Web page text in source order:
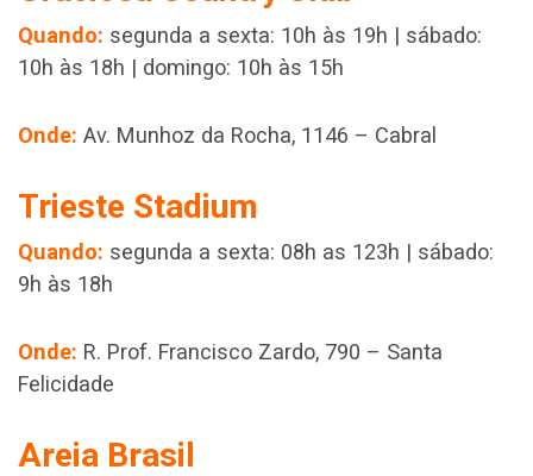
Quando: segunda a sexta: 10h às 19h | sábado:
10h às 18h | domingo: 10h às 15h
Onde: Av. Munhoz da Rocha, 1146 – Cabral
Trieste Stadium
Quando: segunda a sexta: 08h as 123h | sábado:
9h às 18h
Onde: R. Prof. Francisco Zardo, 790 – Santa
Felicidade
Areia Brasil